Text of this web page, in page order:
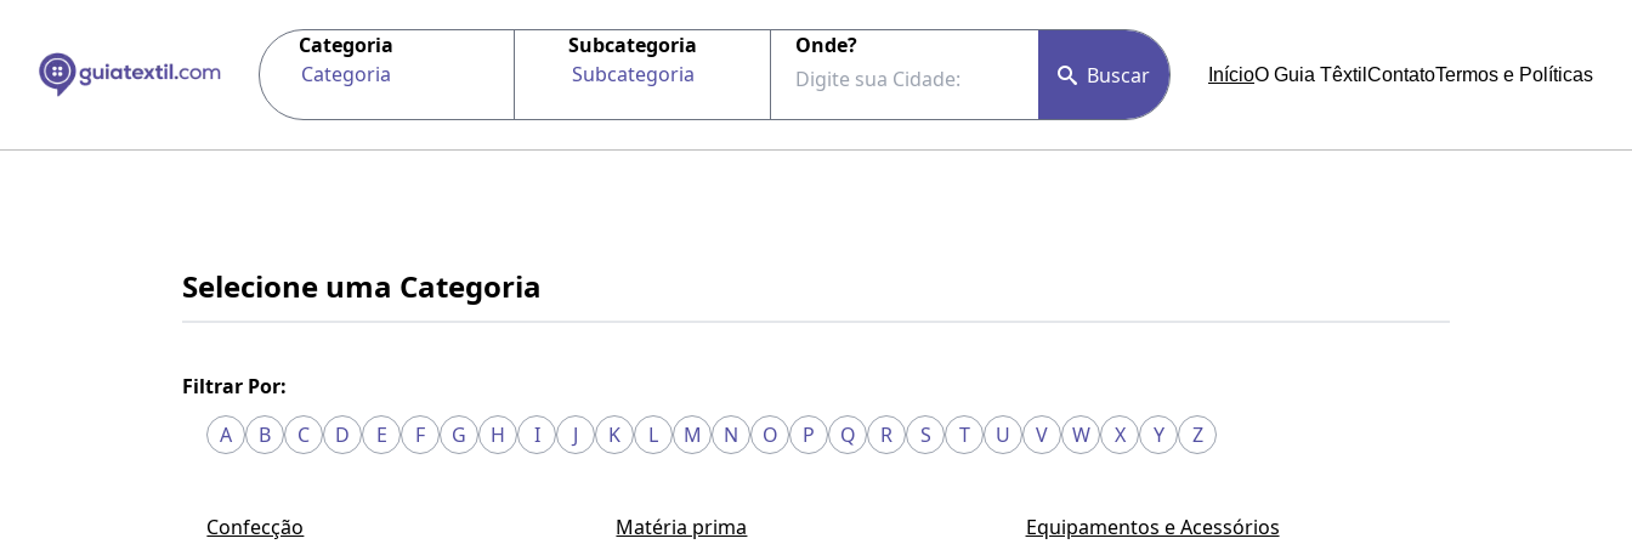
Categoria
Categoria
Subcategoria
Subcategoria
Onde?
Buscar
InícioO Guia Têxtil ContatoTermos e Políticas
Selecione uma Categoria
Filtrar Por:
A
B C D E F G H I J K L M N O P Q R S T U V W X Y Z
Confecção Matéria prima
Equipamentos e Acessórios